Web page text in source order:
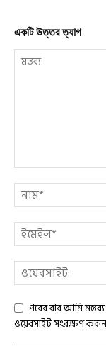
একটি উত্তর ত্যাগ
পরের বার আমি
ওয়েবসাইট সংরক্ষণ